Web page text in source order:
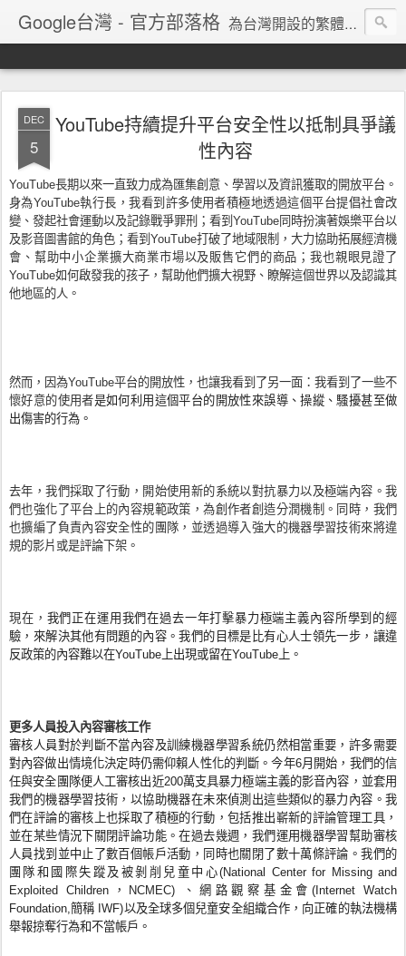
Google台灣 - 官方部落格 為台灣開設的繁體中文網誌，Google的最新消息、產品技術情報都在這裡
DEC
5
YouTube持續提升平台安全性以抵制具爭議
性內容
YouTube長期以來一直致力成為匯集創意、學習以及資訊獲取的開放平台。
身為YouTube執行長，我看到許多使用者積極地透過這個平台提倡社會改
變、發起社會運動以及記錄戰爭罪刑；看到YouTube同時扮演著娛樂平台以
及影音圖書館的角色；看到YouTube打破了地域限制，大力協助拓展經濟機
會、幫助中小企業擴大商業市場以及販售它們的商品；我也親眼見證了
YouTube如何啟發我的孩子，幫助他們擴大視野、瞭解這個世界以及認識其
他地區的人。
然而，因為YouTube平台的開放性，也讓我看到了另一面：我看到了一些不
懷好意的使用者是如何利用這個平台的開放性來誤導、操縱、騷擾甚至做
出傷害的行為。
去年，我們採取了行動，開始使用新的系統以對抗暴力以及極端內容。我
們也強化了平台上的內容規範政策，為創作者創造分潤機制。同時，我們
也擴編了負責內容安全性的團隊，並透過導入強大的機器學習技術來將違
規的影片或是評論下架。
現在， 我們正在運用我們在過去一年打擊暴力極端主義內容所學到的經
驗，來解決其他有問題的內容。我們的目標是比有心人士領先一步，讓違
反政策的內容難以在YouTube上出現或留在YouTube上。
更多人員投入內容審核工作
審核人員對於判斷不當內容及訓練機器學習系統仍然相當重要，許多需要
對內容做出情境化決定時仍需仰賴人性化的判斷。今年6月開始，我們的信
任與安全團隊便人工審核出近200萬支具暴力極端主義的影音內容，並套用
我們的機器學習技術，以協助機器在未來偵測出這些類似的暴力內容。我
們在評論的審核上也採取了積極的行動，包括推出嶄新的評論管理工具，
並在某些情況下關閉評論功能。在過去幾週，我們運用機器學習幫助審核
人員找到並中止了數百個帳戶活動，同時也關閉了數十萬條評論。我們的
團隊和國際失蹤及被剝削兒童中心(National Center for Missing and
Exploited Children，NCMEC) 、網路觀察基金會(Internet Watch
Foundation,簡稱 IWF)以及全球多個兒童安全組織合作，向正確的執法機構
舉報掠奪行為和不當帳戶。